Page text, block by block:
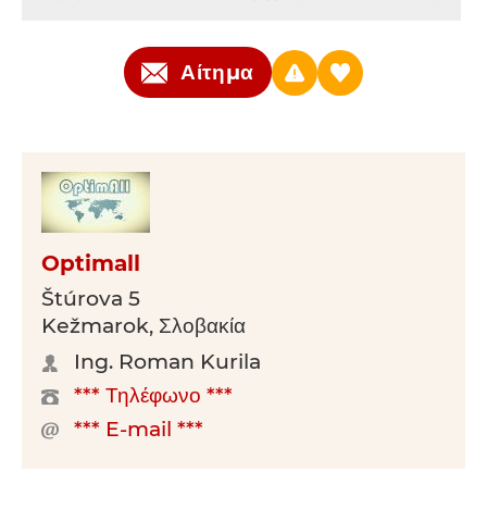
Αίτημα
Optimall
Štúrova 5
Kežmarok, Σλοβακία
Ing. Roman Kurila
*** Τηλέφωνο ***
*** E-mail ***